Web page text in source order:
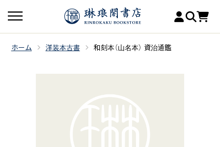
ホーム 洋装本古書 和刻本（山名本） 資治通鑑